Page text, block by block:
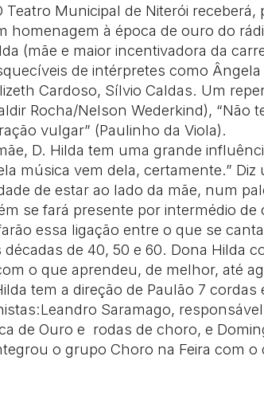
Teatro Municipal de Niterói receberá,
homenagem à época de ouro do
(mãe e maior incentivadora da
de intérpretes como Ângela
Cardoso, Sílvio Caldas. Um
Rocha/Nelson Wederkind), “Não
vulgar” (Paulinho da Viola).
D. Hilda tem uma grande
música vem dela, certamente.” Diz
de estar ao lado da mãe, num
se fará presente por intermédio de
essa ligação entre o que se
de 40, 50 e 60. Dona Hilda
o que aprendeu, de melhor, até
tem a direção de Paulão 7 cordas
Saramago,
de Ouro e rodas de choro, e
o grupo Choro na Feira com